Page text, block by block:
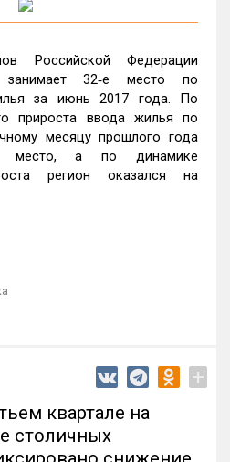
Российской Федерации
занимает 32‑е место по
за июнь 2017 года. По
прироста ввода жилья по
месяцу прошлого года
место, а по динамике
регион оказался на
+
квартале на
столичных